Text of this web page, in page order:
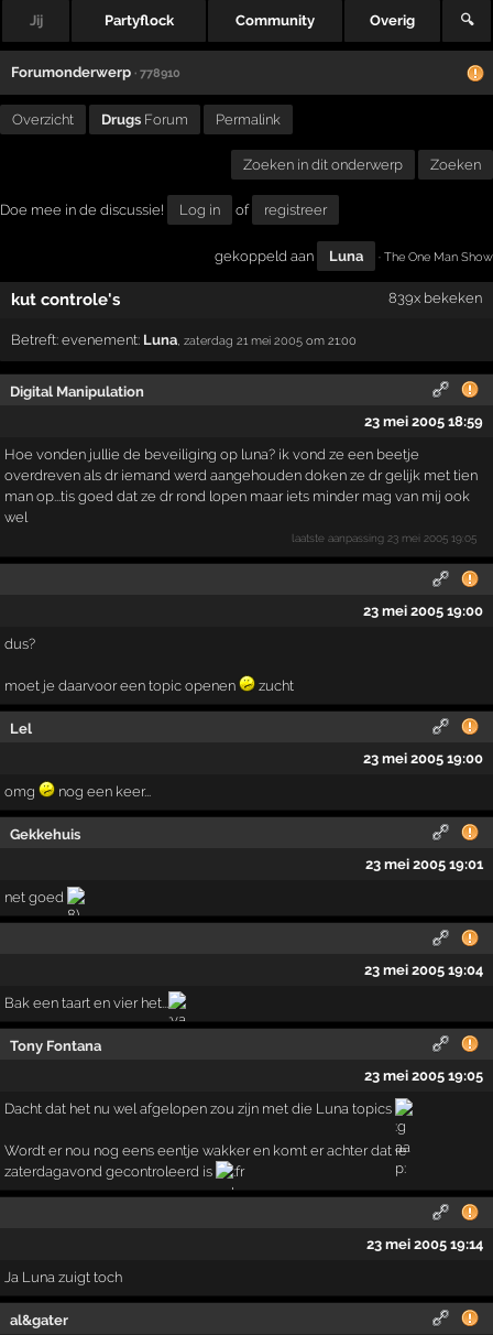
Jij Partyflock Community Overig 🔍
Forumonderwerp · 778910
Overzicht Drugs Forum Permalink
Zoeken in dit onderwerp Zoeken
Doe mee in de discussie! Log in of registreer
gekoppeld aan Luna · The One Man Show
kut controle's 839x bekeken
Betreft:evenement: Luna ,zaterdag 21 mei 2005 om 21:00
Digital Manipulation
23 mei 2005 18:59
Hoe vonden jullie de beveiliging op luna? ik vond ze een beetje
overdreven als dr iemand werd aangehouden doken ze dr gelijk met tien
man op...tis goed dat ze dr rond lopen maar iets minder mag van mij ook
wel
laatste aanpassing 23 mei 2005 19:05
23 mei 2005 19:00
dus?
moet je daarvoor een topic openen zucht
Lel
23 mei 2005 19:00
omg nog een keer...
Gekkehuis
23 mei 2005 19:01
net goed
23 mei 2005 19:04
Bak een taart en vier het...
Tony Fontana
23 mei 2005 19:05
Dacht dat het nu wel afgelopen zou zijn met die Luna topics
Wordt er nou nog eens eentje wakker en komt er achter dat ie
zaterdagavond gecontroleerd is
23 mei 2005 19:14
Ja Luna zuigt toch
al&gater